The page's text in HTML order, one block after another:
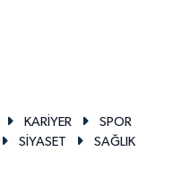
KARİYER
SPOR
SİYASET
SAĞLIK